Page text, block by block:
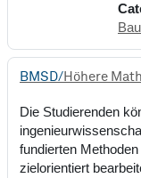
BMSD/Höhere
Die Studierenden
fundierten
zielorientiert